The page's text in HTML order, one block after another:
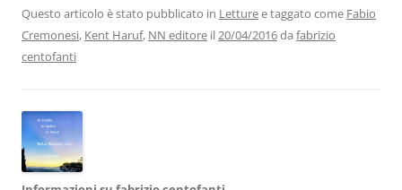
b
o
k
dI
n
A
p
a
m
vi
di
Questo articolo è stato pubblicato in Letturee taggato come Fabio
Cremonesi, Kent Haruf, NN editore il20/04/2016da fabrizio
centofanti